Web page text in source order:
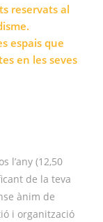
reservats al
espais que
en les seves
l’any (12,50
de la teva
ànim de
i organització